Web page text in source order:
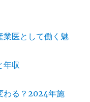
業医として働く魅
年収
わる？2024年施